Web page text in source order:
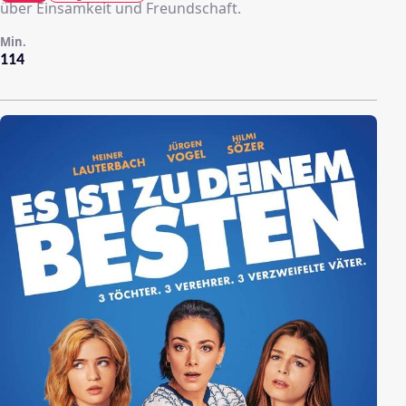
über Einsamkeit und Freundschaft.
114
Min.